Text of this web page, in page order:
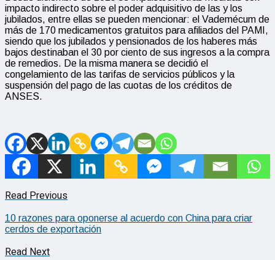
impacto indirecto sobre el poder adquisitivo de las y los
jubilados, entre ellas se pueden mencionar: el Vademécum de
más de 170 medicamentos gratuitos para afiliados del PAMI,
siendo que los jubilados y pensionados de los haberes más
bajos destinaban el 30 por ciento de sus ingresos a la compra
de remedios. De la misma manera se decidió el
congelamiento de las tarifas de servicios públicos y la
suspensión del pago de las cuotas de los créditos de
ANSES.
Read Previous
10 razones para oponerse al acuerdo con China para criar
cerdos de exportación
Read Next